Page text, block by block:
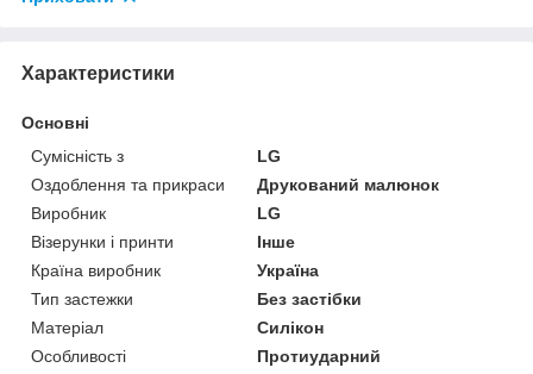
Характеристики
Основні
Сумісність з
LG
Оздоблення та прикраси
Друкований малюнок
Виробник
LG
Візерунки і принти
Інше
Країна виробник
Україна
Тип застежки
Без застібки
Матеріал
Силікон
Особливості
Протиударний